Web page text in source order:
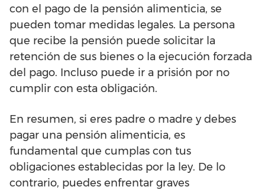
con el pago de la pensión alimenticia, se
pueden tomar medidas legales. La persona
que recibe la pensión puede solicitar la
retención de sus bienes o la ejecución forzada
del pago. Incluso puede ir a prisión por no
cumplir con esta obligación.
En resumen, si eres padre o madre y debes
pagar una pensión alimenticia, es
fundamental que cumplas con tus
obligaciones establecidas por la ley. De lo
contrario, puedes enfrentar graves